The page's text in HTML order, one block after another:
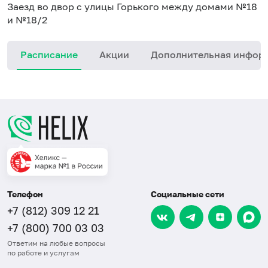
Заезд во двор с улицы Горького между домами №18
и №18/2
Расписание Акции Дополнительная
Телефон
+7 (812) 309 12 21
+7 (800) 700 03 03
Ответим на любые вопросы
по работе и услугам
Социальные сети